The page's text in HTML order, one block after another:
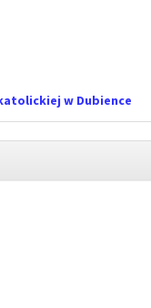
w Dubience